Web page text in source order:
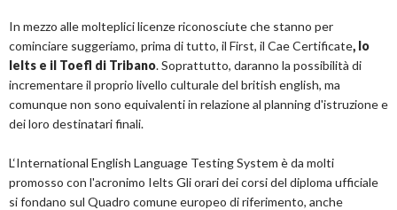
In mezzo alle molteplici licenze riconosciute che stanno per
cominciare suggeriamo, prima di tutto, il First, il Cae Certificate, lo
Ielts e il Toefl di Tribano. Soprattutto, daranno la possibilità di
incrementare il proprio livello culturale del british english, ma
comunque non sono equivalenti in relazione al planning d'istruzione e
dei loro destinatari finali.
L‘International English Language Testing System è da molti
promosso con l'acronimo Ielts Gli orari dei corsi del diploma ufficiale
si fondano sul Quadro comune europeo di riferimento, anche